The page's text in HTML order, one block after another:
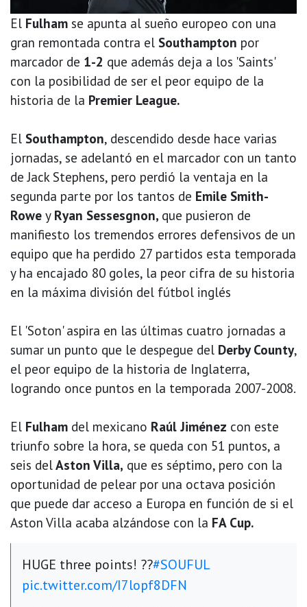
El Fulham se apunta al sueño europeo con una
gran remontada contra el Southampton por
marcador de 1-2 que además deja a los 'Saints'
con la posibilidad de ser el peor equipo de la
historia de la Premier League.
El Southampton, descendido desde hace varias
jornadas, se adelantó en el marcador con un tanto
de Jack Stephens, pero perdió la ventaja en la
segunda parte por los tantos de Emile Smith-
Rowe y Ryan Sessesgnon, que pusieron de
manifiesto los tremendos errores defensivos de un
equipo que ha perdido 27 partidos esta temporada
y ha encajado 80 goles, la peor cifra de su historia
en la máxima división del fútbol inglés
El 'Soton' aspira en las últimas cuatro jornadas a
sumar un punto que le despegue del Derby County,
el peor equipo de la historia de Inglaterra,
logrando once puntos en la temporada 2007-2008.
El Fulham del mexicano Raúl Jiménez con este
triunfo sobre la hora, se queda con 51 puntos, a
seis delAston Villa, que es séptimo, pero con la
oportunidad de pelear por una octava posición
que puede dar acceso a Europa en función de si el
Aston Villa acaba alzándose con la FA Cup.
HUGE three points! ??#SOUFUL
pic.twitter.com/I7lopf8DFN